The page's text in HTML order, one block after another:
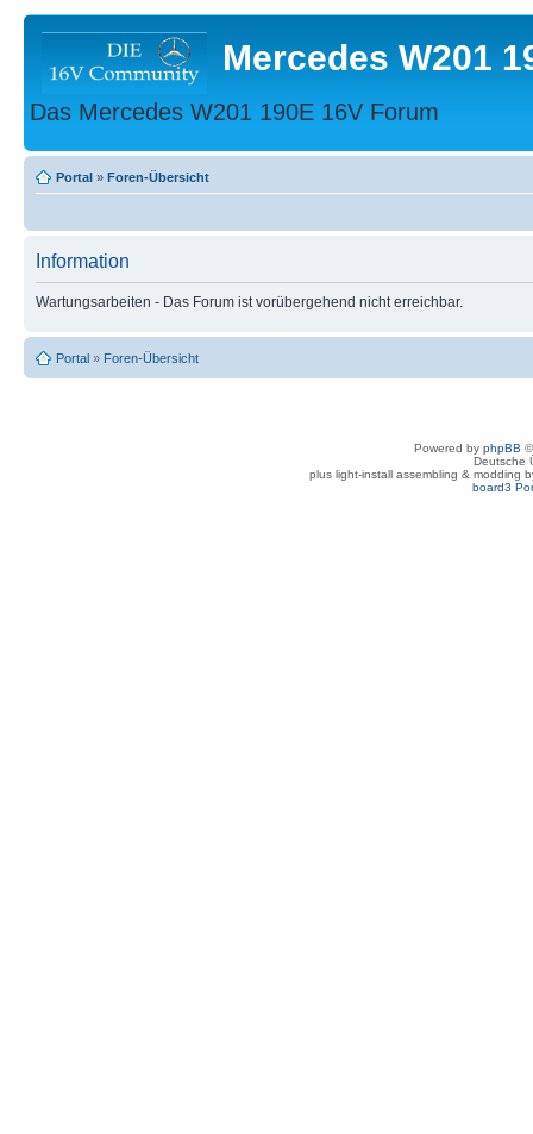
Mercedes W201
Das Mercedes W201 190E 16V Forum
Portal » Foren-Übersicht
Information
Wartungsarbeiten - Das Forum ist vorübergehend nicht erreichbar.
Portal » Foren-Übersicht
Powered by phpBB
Deutsche
plus light-install assembling & modding
board3